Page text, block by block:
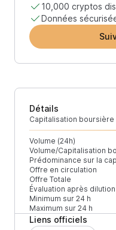
10,000 cryptos
Données
Détails
Capitalisation boursière
Volume (24h)
Volume/Capitalisation
Prédominance sur la
Offre en circulation
Offre Totale
Évaluation après dilution
Minimum sur 24 h
Maximum sur 24 h
Liens officiels